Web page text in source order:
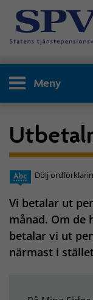
Meny
Dölj
Vi betalar ut
månad. Om de
betalar vi ut
närmast i